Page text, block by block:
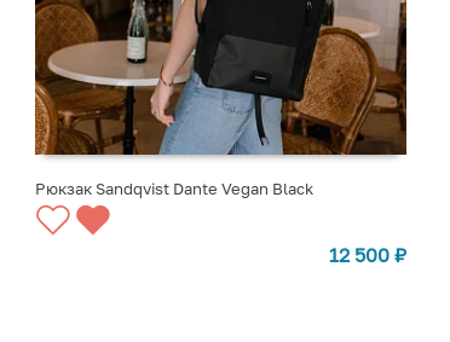
СООБЩИТЬ О ПОСТУПЛЕНИИ
Рюкзак Sandqvist Dante Vegan Black
12 500 ₽